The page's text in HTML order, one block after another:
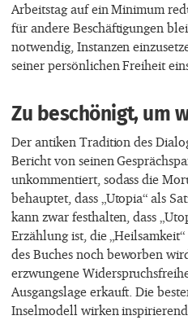
Arbeitstag auf ein Minimum
für andere Beschäftigungen
notwendig, Instanzen
seiner persönlichen Freiheit
Zu beschönigt, um
Der antiken Tradition des
Bericht von seinen
unkommentiert, sodass die
behauptet, dass „Utopia“ als
kann zwar festhalten, dass
Erzählung ist, die
des Buches noch beworben
erzwungene
Ausgangslage erkauft. Die
Inselmodell wirken